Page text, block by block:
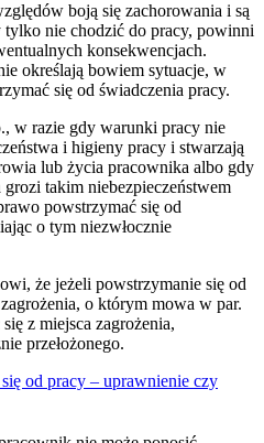
boją się zachorowania i są
nie chodzić do pracy, powinni
konsekwencjach.
określają bowiem sytuacje, w
się od świadczenia pracy.
w razie gdy warunki pracy nie
i higieny pracy i stwarzają
lub życia pracownika albo gdy
takim niebezpieczeństwem
powstrzymać się od
o tym niezwłocznie
że jeżeli powstrzymanie się od
o którym mowa w par.
z miejsca zagrożenia,
przełożonego.
od pracy – uprawnienie czy